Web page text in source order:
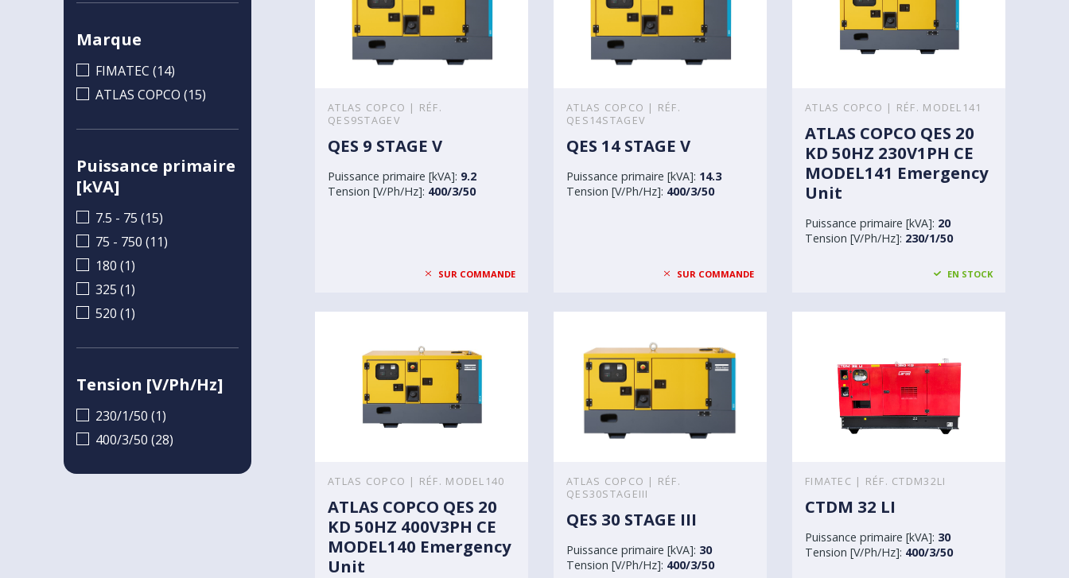
Marque
FIMATEC (14)
ATLAS COPCO (15)
Puissance primaire
[kVA]
7.5 - 75 (15)
75 - 750 (11)
180 (1)
325 (1)
520 (1)
Tension [V/Ph/Hz]
230/1/50 (1)
400/3/50 (28)
ATLAS COPCO | RÉF.
QES9STAGEV
QES 9 STAGE V
Puissance primaire [kVA]: 9.2
Tension [V/Ph/Hz]: 400/3/50
SUR COMMANDE
ATLAS COPCO | RÉF.
QES14STAGEV
QES 14 STAGE V
Puissance primaire [kVA]: 14.3
Tension [V/Ph/Hz]: 400/3/50
SUR COMMANDE
ATLAS COPCO | RÉF. MODEL141
ATLAS COPCO QES 20
KD 50HZ 230V1PH CE
MODEL141 Emergency
Unit
Puissance primaire [kVA]: 20
Tension [V/Ph/Hz]: 230/1/50
EN STOCK
ATLAS COPCO | RÉF. MODEL140
ATLAS COPCO QES 20
KD 50HZ 400V3PH CE
MODEL140 Emergency
Unit
ATLAS COPCO | RÉF.
QES30STAGEIII
QES 30 STAGE III
Puissance primaire [kVA]: 30
Tension [V/Ph/Hz]: 400/3/50
FIMATEC | RÉF. CTDM32LI
CTDM 32 LI
Puissance primaire [kVA]: 30
Tension [V/Ph/Hz]: 400/3/50